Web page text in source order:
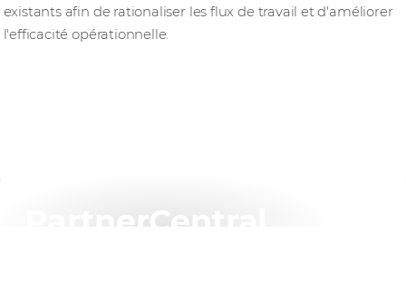
existants afin de rationaliser les flux de travail et d'améliorer
l'efficacité opérationnelle.
PartnerCentral